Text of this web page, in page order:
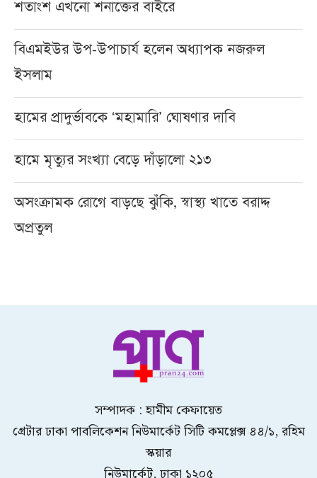
শতাংশ এখনো শনাক্তের বাইরে
বিএমইউর উপ-উপাচার্য হলেন অধ্যাপক নজরুল
ইসলাম
হামের প্রাদুর্ভাবকে ‘মহামারি’ ঘোষণার দাবি
হামে মৃত্যুর সংখ্যা বেড়ে দাঁড়ালো ২১৩
অসংক্রামক রোগে বাড়ছে ঝুঁকি, স্বাস্থ্য খাতে বরাদ্দ
অপ্রতুল
সম্পাদক : হামীম কেফায়েত
গ্রেটার ঢাকা পাবলিকেশন নিউমার্কেট সিটি কমপ্লেক্স ৪৪/১, রহিম
স্কয়ার